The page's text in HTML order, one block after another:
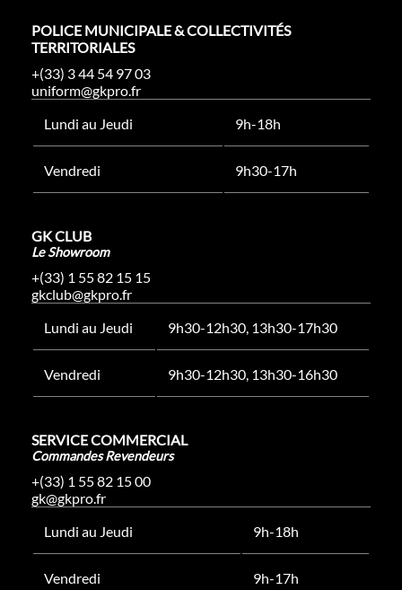
POLICE MUNICIPALE & COLLECTIVITÉS
TERRITORIALES
+(33) 3 44 54 97 03
uniform@gkpro.fr
Lundi au Jeudi
9h-18h
Vendredi 9h30-17h
GK CLUB
Le Showroom
+(33) 1 55 82 15 15
gkclub@gkpro.fr
Lundi au Jeudi
9h30-12h30, 13h30-17h30
Vendredi 9h30-12h30, 13h30-16h30
SERVICE COMMERCIAL
Commandes Revendeurs
+(33) 1 55 82 15 00
gk@gkpro.fr
Lundi au Jeudi
9h-18h
Vendredi 9h-17h